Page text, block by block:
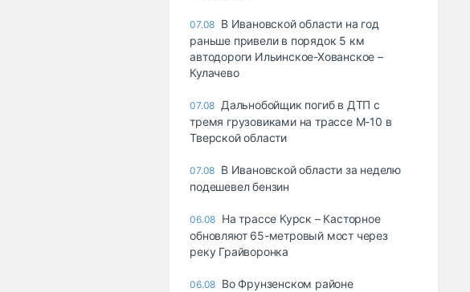
07.08 В Ивановской области на год
раньше привели в порядок 5 км
автодороги Ильинское-Хованское –
Кулачево
07.08 Дальнобойщик погиб в ДТП с
тремя грузовиками на трассе М-10 в
Тверской области
07.08 В Ивановской области за неделю
подешевел бензин
06.08 На трассе Курск – Касторное
обновляют 65-метровый мост через
реку Грайворонка
06.08 Во Фрунзенском районе